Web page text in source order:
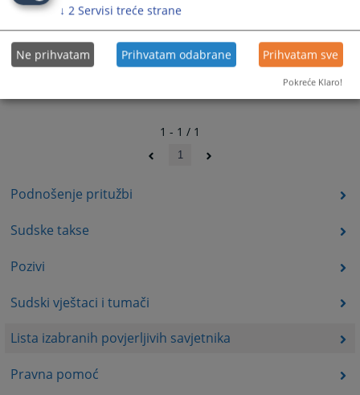
Podnošenje pritužbi
Sudske takse
Pozivi
Sudski vještaci i tumači
Lista izabranih povjerljivih savjetnika
Pravna pomoć
1 - 1 / 1
1
↓ 2 Servisi treće strane
Ne prihvatam Prihvatam odabrane Prihvatam sve
Pokreće Klaro!